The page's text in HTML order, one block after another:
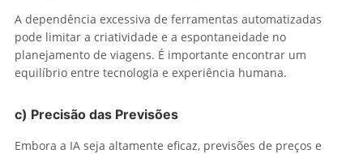
A dependência excessiva de ferramentas automatizadas
pode limitar a criatividade e a espontaneidade no
planejamento de viagens. É importante encontrar um
equilíbrio entre tecnologia e experiência humana.
c) Precisão das Previsões
Embora a IA seja altamente eficaz, previsões de preços e